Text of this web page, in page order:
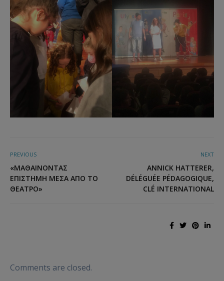
PREVIOUS
«ΜΑΘΑΊΝΟΝΤΑΣ
ΕΠΙΣΤΉΜΗ ΜΈΣΑ ΑΠΌ ΤΟ
ΘΈΑΤΡΟ»
NEXT
ANNICK HATTERER,
DÉLÉGUÉE PÉDAGOGIQUE,
CLÉ INTERNATIONAL
Comments are closed.